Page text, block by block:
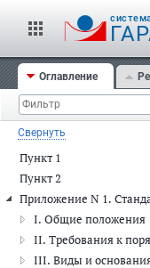
Оглавление
Свернуть
Пункт 1
Пункт 2
Приложение N 1.
I. Общие положения
II. Требования к
III. Виды и